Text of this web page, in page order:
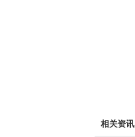
相关资讯